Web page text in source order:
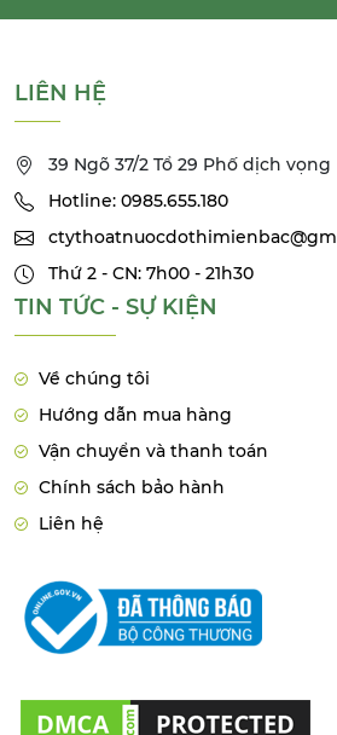
LIÊN HỆ
39 Ngõ 37/2 Tổ 29 Phố dịch vọng
Hotline: 0985.655.180
Thứ 2 - CN: 7h00 - 21h30
TIN TỨC - SỰ KIỆN
Về chúng tôi
Hướng dẫn mua hàng
Vận chuyển và thanh toán
Chính sách bảo hành
Liên hệ